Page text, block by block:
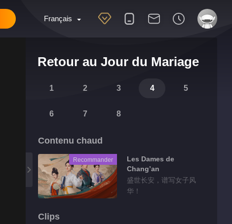
Français
Retour au Jour du Mariage
1 2 3 4 5
6 7 8
Contenu chaud
Recommander
Les Dames de
Chang’an
盛世长安，谱写女子风
华！
Clips